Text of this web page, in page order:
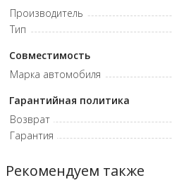
Производитель
Тип
Совместимость
Марка автомобиля
Гарантийная политика
Возврат
Гарантия
Рекомендуем также